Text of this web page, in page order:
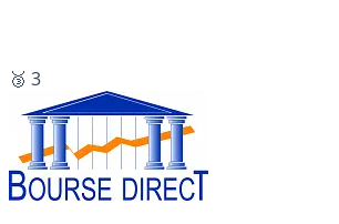
🥉 3